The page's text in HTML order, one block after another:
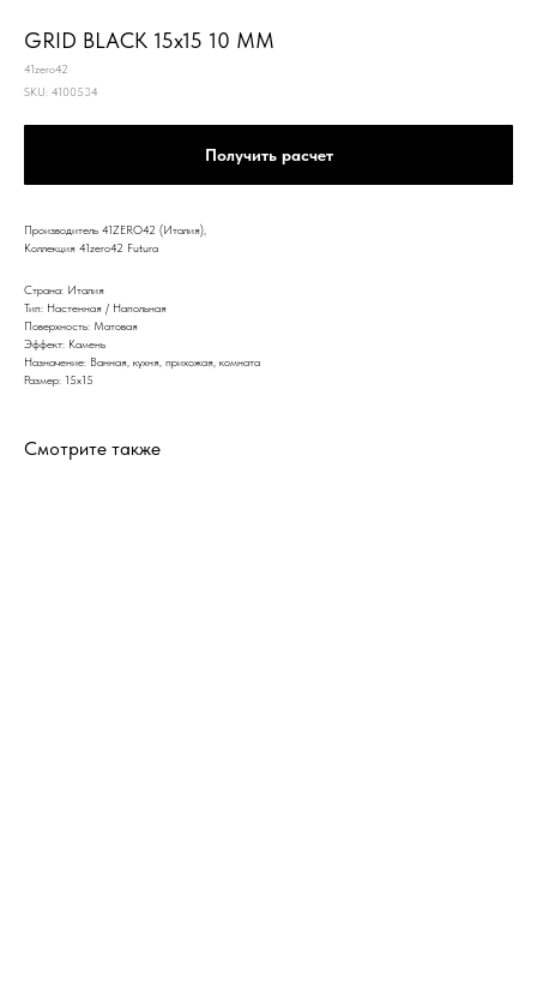
GRID BLACK 15x15 10 MM
41zero42
SKU: 4100534
Получить расчет
Производитель 41ZERO42 (Италия),
Коллекция 41zero42 Futura
Страна: Италия
Тип: Настенная / Напольная
Поверхность: Матовая
Эффект: Камень
Назначение: Ванная, кухня, прихожая, комната
Размер: 15x15
Смотрите также